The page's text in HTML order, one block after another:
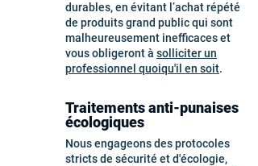
durables, en évitant l’achat répété
de produits grand public qui sont
malheureusement inefficaces et
vous obligeront à solliciter un
professionnel quoiqu'il en soit.
Traitements anti-punaises
écologiques
Nous engageons des protocoles
stricts de sécurité et d'écologie,